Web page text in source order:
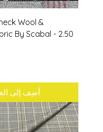
Wool &
By Scabal - 2.50
أضِف إلى